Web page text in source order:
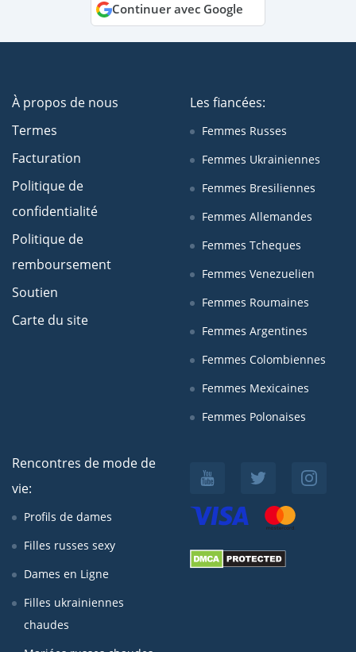
Continuer avec Google
À propos de nous
Termes
Facturation
Politique de
confidentialité
Politique de
remboursement
Soutien
Carte du site
Les fiancées:
Femmes Russes
Femmes Ukrainiennes
Femmes Bresiliennes
Femmes Allemandes
Femmes Tcheques
Femmes Venezuelien
Femmes Roumaines
Femmes Argentines
Femmes Colombiennes
Femmes Mexicaines
Femmes Polonaises
Rencontres de mode de
vie:
Profils de dames
Filles russes sexy
Dames en Ligne
Filles ukrainiennes
chaudes